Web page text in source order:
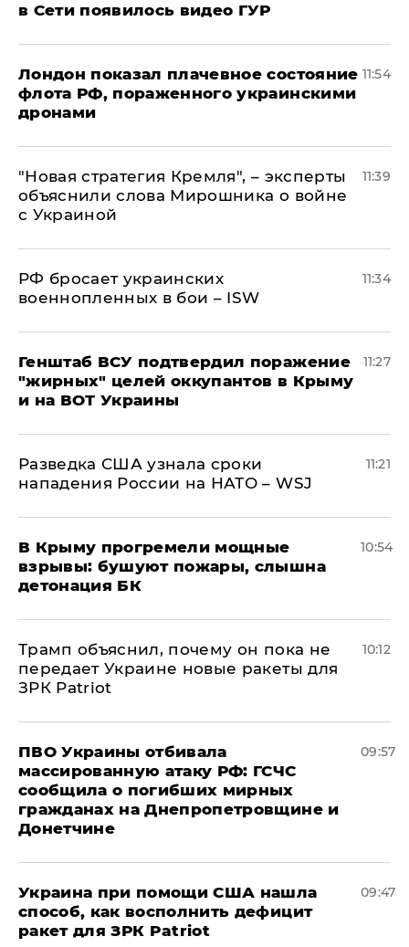
в Сети появилось видео ГУР
Лондон показал плачевное состояние
флота РФ, пораженного украинскими
дронами
11:54
"Новая стратегия Кремля", – эксперты
объяснили слова Мирошника о войне
с Украиной
11:39
РФ бросает украинских
военнопленных в бои – ISW
11:34
Генштаб ВСУ подтвердил поражение
"жирных" целей оккупантов в Крыму
и на ВОТ Украины
11:27
Разведка США узнала сроки
нападения России на НАТО – WSJ
11:21
В Крыму прогремели мощные
взрывы: бушуют пожары, слышна
детонация БК
10:54
Трамп объяснил, почему он пока не
передает Украине новые ракеты для
ЗРК Patriot
10:12
ПВО Украины отбивала
массированную атаку РФ: ГСЧС
сообщила о погибших мирных
гражданах на Днепропетровщине и
Донетчине
09:57
Украина при помощи США нашла
способ, как восполнить дефицит
ракет для ЗРК Patriot
09:47